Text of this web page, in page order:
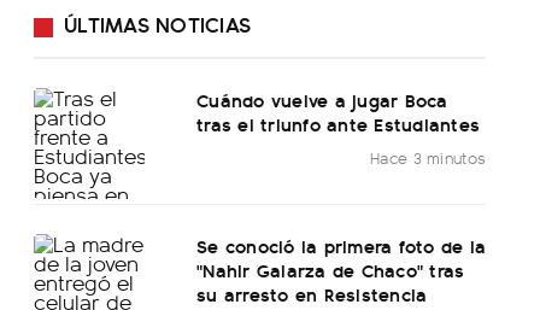
ÚLTIMAS NOTICIAS
Cuándo vuelve a jugar Boca
tras el triunfo ante Estudiantes
Hace 3 minutos
Se conoció la primera foto de la
"Nahir Galarza de Chaco" tras
su arresto en Resistencia